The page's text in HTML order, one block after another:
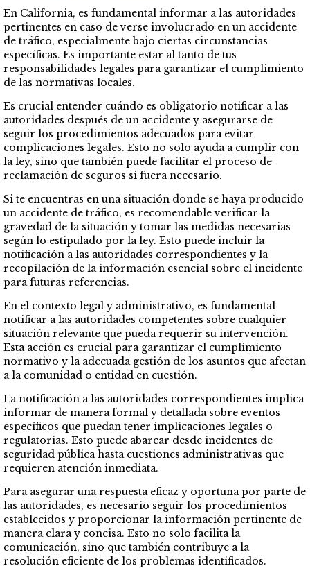
En California, es fundamental informar a las autoridades
pertinentes en caso de verse involucrado en un accidente
de tráfico, especialmente bajo ciertas circunstancias
específicas. Es importante estar al tanto de tus
responsabilidades legales para garantizar el cumplimiento
de las normativas locales.
Es crucial entender cuándo es obligatorio notificar a las
autoridades después de un accidente y asegurarse de
seguir los procedimientos adecuados para evitar
complicaciones legales. Esto no solo ayuda a cumplir con
la ley, sino que también puede facilitar el proceso de
reclamación de seguros si fuera necesario.
Si te encuentras en una situación donde se haya producido
un accidente de tráfico, es recomendable verificar la
gravedad de la situación y tomar las medidas necesarias
según lo estipulado por la ley. Esto puede incluir la
notificación a las autoridades correspondientes y la
recopilación de la información esencial sobre el incidente
para futuras referencias.
En el contexto legal y administrativo, es fundamental
notificar a las autoridades competentes sobre cualquier
situación relevante que pueda requerir su intervención.
Esta acción es crucial para garantizar el cumplimiento
normativo y la adecuada gestión de los asuntos que afectan
a la comunidad o entidad en cuestión.
La notificación a las autoridades correspondientes implica
informar de manera formal y detallada sobre eventos
específicos que puedan tener implicaciones legales o
regulatorias. Esto puede abarcar desde incidentes de
seguridad pública hasta cuestiones administrativas que
requieren atención inmediata.
Para asegurar una respuesta eficaz y oportuna por parte de
las autoridades, es necesario seguir los procedimientos
establecidos y proporcionar la información pertinente de
manera clara y concisa. Esto no solo facilita la
comunicación, sino que también contribuye a la
resolución eficiente de los problemas identificados.